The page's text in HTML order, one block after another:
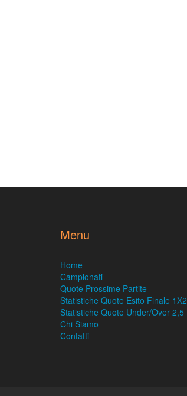
Menu
Home
Campionati
Quote Prossime Partite
Statistiche Quote Esito Finale 1X2
Statistiche Quote Under/Over 2,5
Chi Siamo
Contatti